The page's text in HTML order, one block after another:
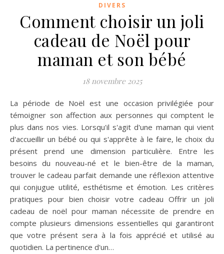
DIVERS
Comment choisir un joli
cadeau de Noël pour
maman et son bébé
18 novembre 2025
La période de Noël est une occasion privilégiée pour
témoigner son affection aux personnes qui comptent le
plus dans nos vies. Lorsqu'il s'agit d'une maman qui vient
d'accueillir un bébé ou qui s'apprête à le faire, le choix du
présent prend une dimension particulière. Entre les
besoins du nouveau-né et le bien-être de la maman,
trouver le cadeau parfait demande une réflexion attentive
qui conjugue utilité, esthétisme et émotion. Les critères
pratiques pour bien choisir votre cadeau Offrir un joli
cadeau de noël pour maman nécessite de prendre en
compte plusieurs dimensions essentielles qui garantiront
que votre présent sera à la fois apprécié et utilisé au
quotidien. La pertinence d'un…